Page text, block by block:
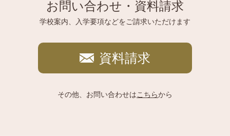
お問い合わせ・資料請求
学校案内、入学要項などをご請求いただけます
資料請求
その他、お問い合わせはこちらから